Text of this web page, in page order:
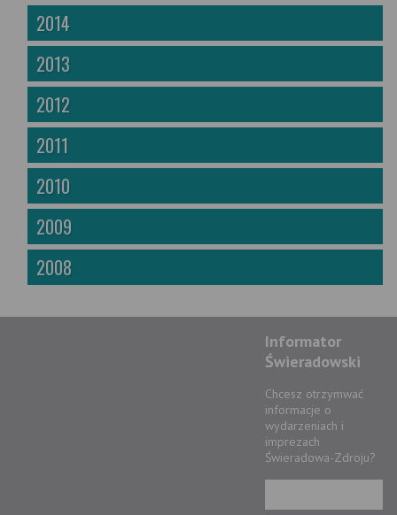
2014
2013
2012
2011
2010
2009
2008
Informator
Świeradowski
Chcesz otrzymwać
informacje o
wydarzeniach i
imprezach
Świeradowa-Zdroju?